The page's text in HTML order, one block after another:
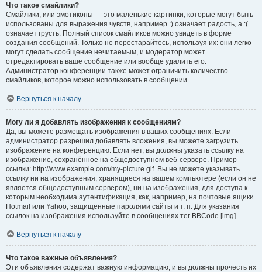
Что такое смайлики?
Смайлики, или эмотиконы — это маленькие картинки, которые могут быть
использованы для выражения чувств, например :) означает радость, а :(
означает грусть. Полный список смайликов можно увидеть в форме
создания сообщений. Только не перестарайтесь, используя их: они легко
могут сделать сообщение нечитаемым, и модератор может
отредактировать ваше сообщение или вообще удалить его.
Администратор конференции также может ограничить количество
смайликов, которое можно использовать в сообщении.
Вернуться к началу
Могу ли я добавлять изображения к сообщениям?
Да, вы можете размещать изображения в ваших сообщениях. Если
администратор разрешил добавлять вложения, вы можете загрузить
изображение на конференцию. Если нет, вы должны указать ссылку на
изображение, сохранённое на общедоступном веб-сервере. Пример
ссылки: http://www.example.com/my-picture.gif. Вы не можете указывать
ссылку ни на изображения, хранящиеся на вашем компьютере (если он не
является общедоступным сервером), ни на изображения, для доступа к
которым необходима аутентификация, как, например, на почтовые ящики
Hotmail или Yahoo, защищённые паролями сайты и т. п. Для указания
ссылок на изображения используйте в сообщениях тег BBCode [img].
Вернуться к началу
Что такое важные объявления?
Эти объявления содержат важную информацию, и вы должны прочесть их